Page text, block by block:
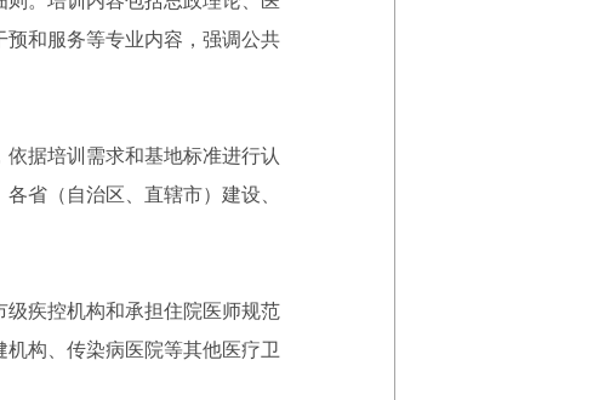
和服务等专业内容，强调公共
据培训需求和基地标准进行认
省（自治区、直辖市）建设、
疾控机构和承担住院医师规范
构、传染病医院等其他医疗卫